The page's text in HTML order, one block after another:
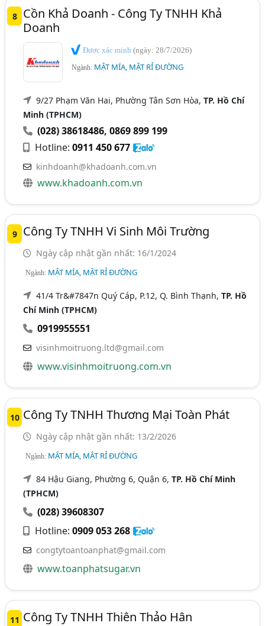
8
Cồn Khả Doanh - Công Ty TNHH Khả
Doanh
Được xác minh(ngày: 28/7/2026)
Ngành: MẬT MÍA, MẬT RỈ ĐƯỜNG
9/27 Phạm Văn Hai, Phường Tân Sơn Hòa,TP. Hồ Chí
Minh (TPHCM)
(028) 38618486,0869 899 199
Hotline:0911 450 677
kinhdoanh@khadoanh.com.vn
www.khadoanh.com.vn
9 Công Ty TNHH Vi Sinh Môi Trường
Ngày cập nhật gần nhất: 16/1/2024
Ngành: MẬT MÍA, MẬT RỈ ĐƯỜNG
41/4 Tr&#7847n Quý Cáp, P.12, Q. Bình Thạnh,TP. Hồ
Chí Minh (TPHCM)
0919955551
visinhmoitruong.ltd@gmail.com
www.visinhmoitruong.com.vn
10 Công Ty TNHH Thương Mại Toàn Phát
Ngày cập nhật gần nhất: 13/2/2026
Ngành: MẬT MÍA, MẬT RỈ ĐƯỜNG
84 Hậu Giang, Phường 6, Quận 6,TP. Hồ Chí Minh
(TPHCM)
(028) 39608307
Hotline:0909 053 268
congtytoantoanphat@gmail.com
www.toanphatsugar.vn
11 Công Ty TNHH Thiên Thảo Hân